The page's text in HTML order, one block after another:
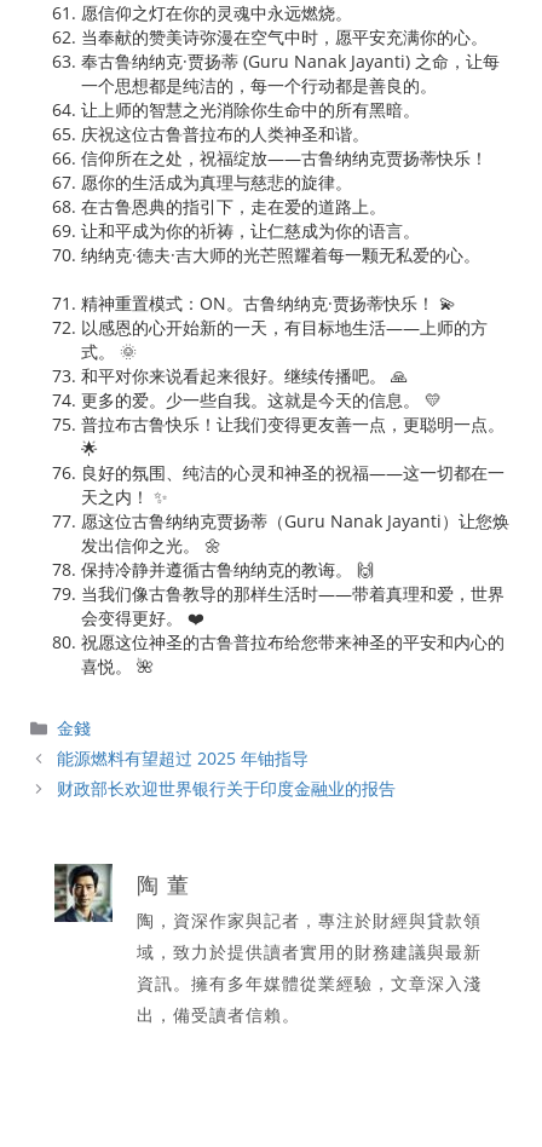
愿信仰之灯在你的灵魂中永远燃烧。
当奉献的赞美诗弥漫在空气中时，愿平安充满你的心。
奉古鲁纳纳克·贾扬蒂 (Guru Nanak Jayanti) 之命，让每
一个思想都是纯洁的，每一个行动都是善良的。
让上师的智慧之光消除你生命中的所有黑暗。
庆祝这位古鲁普拉布的人类神圣和谐。
信仰所在之处，祝福绽放——古鲁纳纳克贾扬蒂快乐！
愿你的生活成为真理与慈悲的旋律。
在古鲁恩典的指引下，走在爱的道路上。
让和平成为你的祈祷，让仁慈成为你的语言。
纳纳克·德夫·吉大师的光芒照耀着每一颗无私爱的心。
精神重置模式：ON。古鲁纳纳克·贾扬蒂快乐！ 💫
以感恩的心开始新的一天，有目标地生活——上师的方
式。 🌞
和平对你来说看起来很好。继续传播吧。 🙏
更多的爱。少一些自我。这就是今天的信息。 💛
普拉布古鲁快乐！让我们变得更友善一点，更聪明一点。
🌟
良好的氛围、纯洁的心灵和神圣的祝福——这一切都在一
天之内！ ✨
愿这位古鲁纳纳克贾扬蒂（Guru Nanak Jayanti）让您焕
发出信仰之光。 🌼
保持冷静并遵循古鲁纳纳克的教诲。 🙌
当我们像古鲁教导的那样生活时——带着真理和爱，世界
会变得更好。 ❤️
祝愿这位神圣的古鲁普拉布给您带来神圣的平安和内心的
喜悦。 🌺
分
類
金錢
能源燃料有望超过 2025 年铀指导
财政部长欢迎世界银行关于印度金融业的报告
陶 董
陶，資深作家與記者，專注於財經與貸款領
域，致力於提供讀者實用的財務建議與最新
資訊。擁有多年媒體從業經驗，文章深入淺
出，備受讀者信賴。